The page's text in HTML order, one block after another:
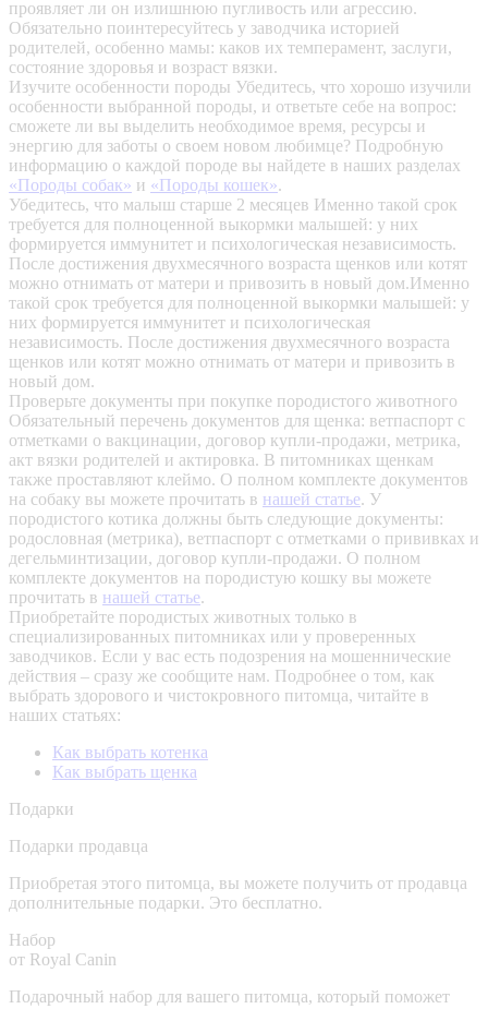
проявляет ли он излишнюю пугливость или агрессию.
Обязательно поинтересуйтесь у заводчика историей
родителей, особенно мамы: каков их темперамент, заслуги,
состояние здоровья и возраст вязки.
Изучите особенности породы Убедитесь, что хорошо изучили
особенности выбранной породы, и ответьте себе на вопрос:
сможете ли вы выделить необходимое время, ресурсы и
энергию для заботы о своем новом любимце? Подробную
информацию о каждой породе вы найдете в наших разделах
«Породы собак» и «Породы кошек».
Убедитесь, что малыш старше 2 месяцев Именно такой срок
требуется для полноценной выкормки малышей: у них
формируется иммунитет и психологическая независимость.
После достижения двухмесячного возраста щенков или котят
можно отнимать от матери и привозить в новый дом.Именно
такой срок требуется для полноценной выкормки малышей: у
них формируется иммунитет и психологическая
независимость. После достижения двухмесячного возраста
щенков или котят можно отнимать от матери и привозить в
новый дом.
Проверьте документы при покупке породистого животного
Обязательный перечень документов для щенка: ветпаспорт с
отметками о вакцинации, договор купли-продажи, метрика,
акт вязки родителей и актировка. В питомниках щенкам
также проставляют клеймо. О полном комплекте документов
на собаку вы можете прочитать в нашей статье. У
породистого котика должны быть следующие документы:
родословная (метрика), ветпаспорт с отметками о прививках и
дегельминтизации, договор купли-продажи. О полном
комплекте документов на породистую кошку вы можете
прочитать в нашей статье.
Приобретайте породистых животных только в
специализированных питомниках или у проверенных
заводчиков. Если у вас есть подозрения на мошеннические
действия – сразу же сообщите нам. Подробнее о том, как
выбрать здорового и чистокровного питомца, читайте в
наших статьях:
Как выбрать котенка
Как выбрать щенка
Подарки
Подарки продавца
Приобретая этого питомца, вы можете получить от продавца
дополнительные подарки. Это бесплатно.
Набор
от Royal Canin
Подарочный набор для вашего питомца, который поможет